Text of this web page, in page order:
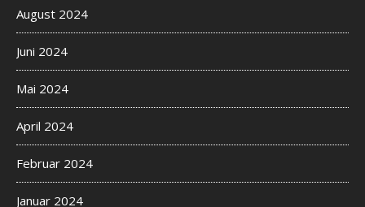
August 2024
Juni 2024
Mai 2024
April 2024
Februar 2024
Januar 2024